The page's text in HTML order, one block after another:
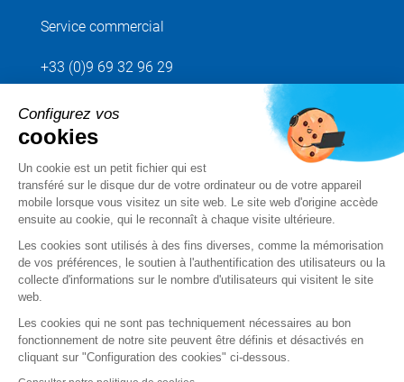
Service commercial
+33 (0)9 69 32 96 29
Envoyez votre demande
Suivez-nous
Mentions légales
Configurez vos
cookies
Un cookie est un petit fichier qui est
transféré sur le disque dur de votre ordinateur ou de votre appareil
mobile lorsque vous visitez un site web. Le site web d'origine accède
ensuite au cookie, qui le reconnaît à chaque visite ultérieure.
Les cookies sont utilisés à des fins diverses, comme la mémorisation
de vos préférences, le soutien à l'authentification des utilisateurs ou la
collecte d'informations sur le nombre d'utilisateurs qui visitent le site
web.
Les cookies qui ne sont pas techniquement nécessaires au bon
fonctionnement de notre site peuvent être définis et désactivés en
cliquant sur "Configuration des cookies" ci-dessous.